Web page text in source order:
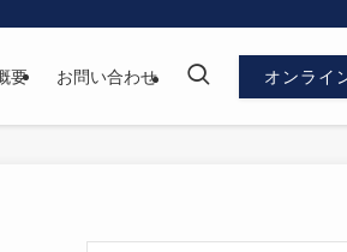
要 お問い合わせ オンライ